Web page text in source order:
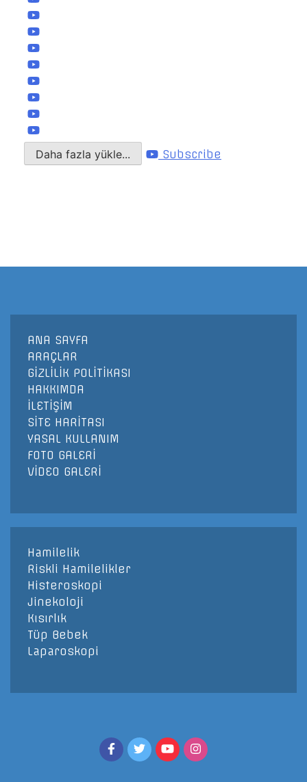
Daha fazla yükle... Subscribe
ANA SAYFA
ARAÇLAR
GİZLİLİK POLİTİKASI
HAKKIMDA
İLETİŞİM
SİTE HARİTASI
YASAL KULLANIM
FOTO GALERİ
VİDEO GALERİ
Hamilelik
Riskli Hamilelikler
Histeroskopi
Jinekoloji
Kısırlık
Tüp Bebek
Laparoskopi